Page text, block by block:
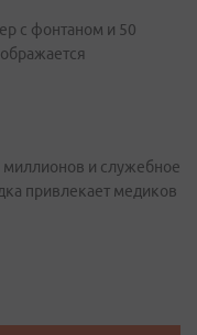
с фонтаном и 50
и служебное
привлекает медиков